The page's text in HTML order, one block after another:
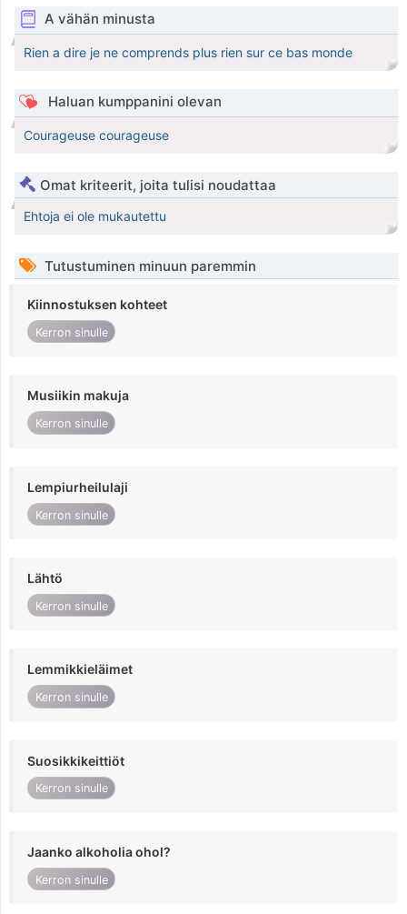
A vähän minusta
Rien a dire je ne comprends plus rien sur ce bas monde
Haluan kumppanini olevan
Courageuse courageuse
Omat kriteerit, joita tulisi noudattaa
Ehtoja ei ole mukautettu
Tutustuminen minuun paremmin
Kiinnostuksen kohteet
Kerron sinulle
Musiikin makuja
Kerron sinulle
Lempiurheilulaji
Kerron sinulle
Lähtö
Kerron sinulle
Lemmikkieläimet
Kerron sinulle
Suosikkikeittiöt
Kerron sinulle
Jaanko alkoholia ohol?
Kerron sinulle